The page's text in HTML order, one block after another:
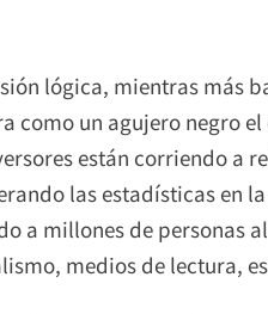
lógica, mientras más
como un agujero negro
están corriendo a
las estadísticas en
a millones de personas
medios de lectura,